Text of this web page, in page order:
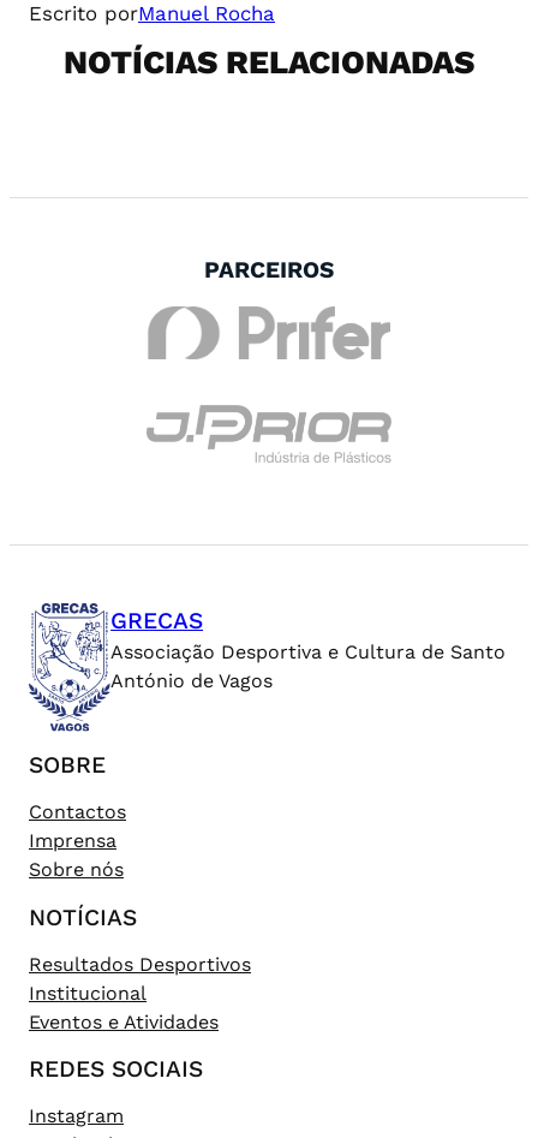
Escrito porManuel Rocha
NOTÍCIAS RELACIONADAS
PARCEIROS
GRECAS
Associação Desportiva e Cultura de Santo
António de Vagos
SOBRE
Contactos
Imprensa
Sobre nós
NOTÍCIAS
Resultados Desportivos
Institucional
Eventos e Atividades
REDES SOCIAIS
Instagram